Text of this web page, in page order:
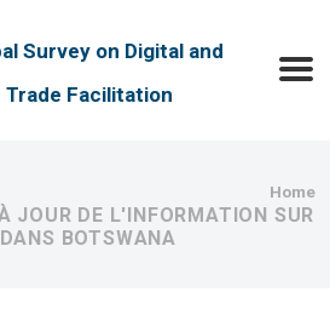
Survey on Digital and
Trade Facilitation
Home
JOUR DE L'INFORMATION SUR
BOTSWANA